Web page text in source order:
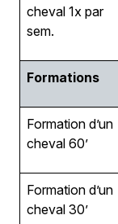
cheval 1x par
sem.
Formations
Formation d’un
cheval 60’
Formation d’un
cheval 30’